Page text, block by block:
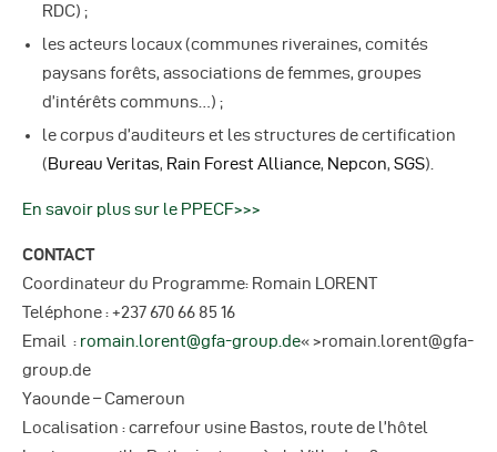
RDC) ;
les acteurs locaux (communes riveraines, comités
paysans forêts, associations de femmes, groupes
d’intérêts communs…) ;
le corpus d’auditeurs et les structures de certification
(Bureau Veritas, Rain Forest Alliance, Nepcon, SGS).
En savoir plus sur le PPECF>>>
CONTACT
Coordinateur du Programme: Romain LORENT
Teléphone : +237 670 66 85 16
Email : romain.lorent@gfa-group.de« >romain.lorent@gfa-
group.de
Yaounde – Cameroun
Localisation : carrefour usine Bastos, route de l’hôtel